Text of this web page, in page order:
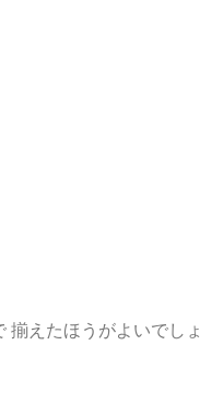
揃えたほうがよいでしょ